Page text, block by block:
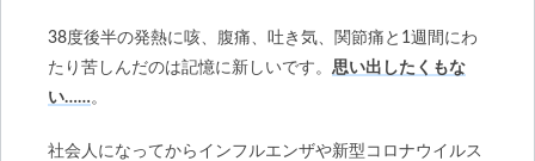
38度後半の発熱に咳、腹痛、吐き気、関節痛と1週間にわ
たり苦しんだのは記憶に新しいです。 思い出したくもな
い……。
社会人になってからインフルエンザや新型コロナウイルス